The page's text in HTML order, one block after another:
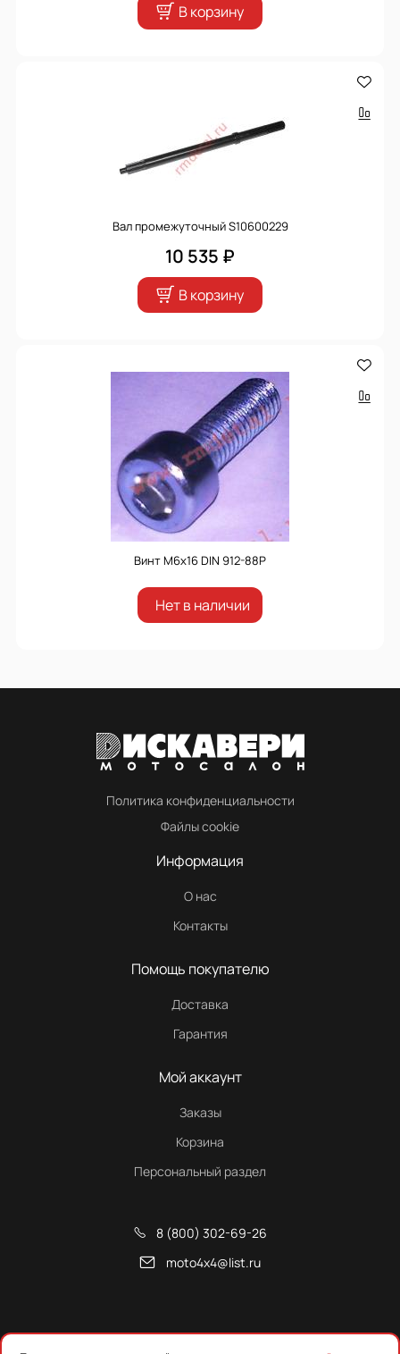
В корзину
Вал промежуточный S10600229
10 535 ₽
В корзину
Винт М6х16 DIN 912-88P
Нет в наличии
Политика конфиденциальности
Файлы cookie
Информация
О нас
Контакты
Помощь покупателю
Доставка
Гарантия
Мой аккаунт
Заказы
Корзина
Персональный раздел
8 (800) 302-69-26
moto4x4@list.ru
Снегоходы, квадроциклы и запчасти от Русской Механики